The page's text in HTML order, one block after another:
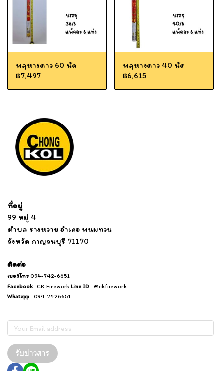
พลุหางดาว 60 นัด
฿7,497
พลุหางดาว 40 นัด
฿6,615
ที่อยู่
99 หมู่ 4
ตำบล รางหวาย อำเภอ พนมทวน
จังหวัด กาญจนบุรี 71170
ติดต่อ
เบอร์โทร 094-742-6651
Facebook: CK Firework Line ID : @ckfirework
Whatapp : 094-7426651
รับข่าวสาร